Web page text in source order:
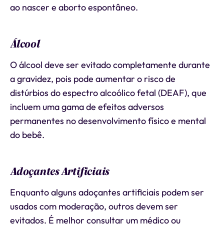
ao nascer e aborto espontâneo.
Álcool
O álcool deve ser evitado completamente durante
a gravidez, pois pode aumentar o risco de
distúrbios do espectro alcoólico fetal (DEAF), que
incluem uma gama de efeitos adversos
permanentes no desenvolvimento físico e mental
do bebê.
Adoçantes Artificiais
Enquanto alguns adoçantes artificiais podem ser
usados com moderação, outros devem ser
evitados. É melhor consultar um médico ou